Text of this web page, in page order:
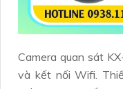
Camera quan sát
và kết nối Wifi.